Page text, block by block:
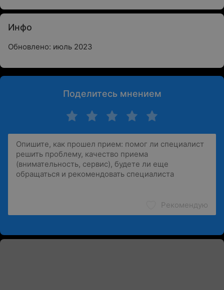
Инфо
Обновлено: июль 2023
Поделитесь мнением
Рекомендую